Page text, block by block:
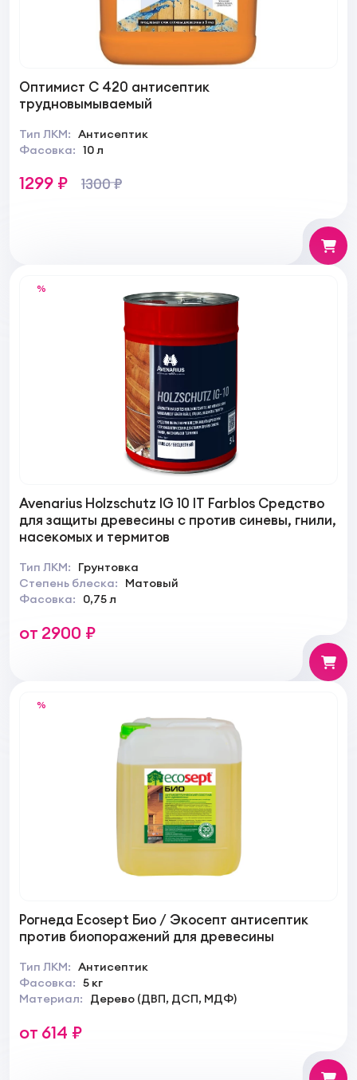
Оптимист C 420 антисептик
трудновымываемый
Тип ЛКМ: Антисептик
Фасовка: 10 л
1299 ₽ 1300 ₽
%
Avenarius Holzschutz IG 10 IT Farblos Средство
для защиты древесины с против синевы, гнили,
насекомых и термитов
Тип ЛКМ:
Грунтовка
Степень блеска:
Матовый
Фасовка:
0,75 л
от 2900 ₽
%
Рогнеда Ecosept Био / Экосепт антисептик
против биопоражений для древесины
Тип ЛКМ: Антисептик
Фасовка: 5 кг
Материал:
Дерево (ДВП, ДСП, МДФ)
от 614 ₽